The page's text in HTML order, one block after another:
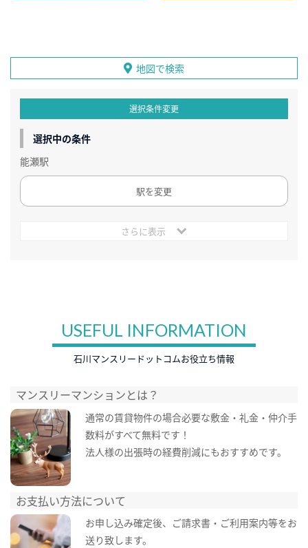
地図で検索
選択条件変更
選択中の条件
能瀬駅
駅を変更
さらに表示
USEFUL INFORMATION
石川マンスリードットコムお役立ち情報
マンスリーマンションとは？
通常の賃貸物件の場合必要な敷金・礼金・仲介手
数料がすべて無料です！
法人様の出張時の経費削減にもおすすめです。
お支払い方法について
お申し込み確定後、ご請求書・ご利用案内等をお
送り致します。